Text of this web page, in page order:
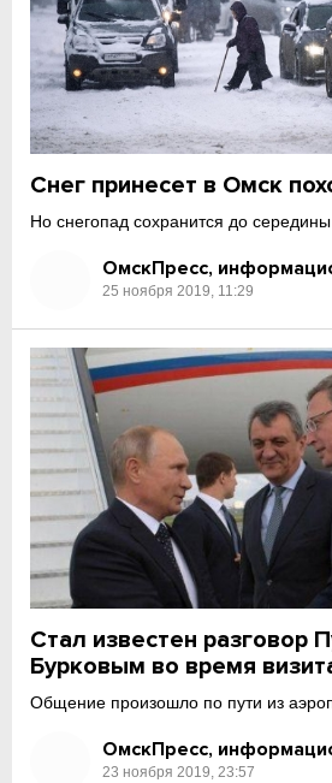
Снег принесет в Омск
Но снегопад сохранится до середины
ОмскПресс,
25 ноября 2019, 11:29
Стал известен разговор
Бурковым во время
Общение произошло по пути из
ОмскПресс,
23 ноября 2019, 23:57